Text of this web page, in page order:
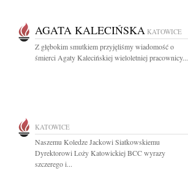
AGATA KALECIŃSKA KATOWICE
Z głębokim smutkiem przyjęliśmy wiadomość o
śmierci Agaty Kalecińskiej wieloletniej pracownicy...
KATOWICE
Naszemu Koledze Jackowi Siatkowskiemu
Dyrektorowi Loży Katowickiej BCC wyrazy
szczerego i...